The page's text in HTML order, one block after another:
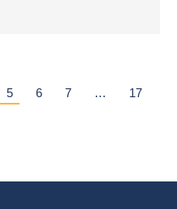
5 6 7 …
17